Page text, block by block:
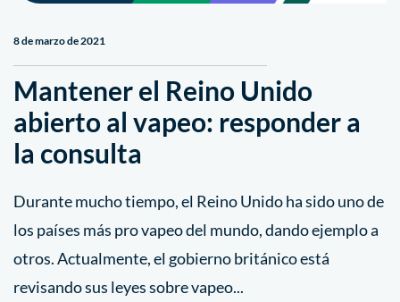
8 de marzo de 2021
Mantener el Reino Unido
abierto al vapeo: responder a
la consulta
Durante mucho tiempo, el Reino Unido ha sido uno de
los países más pro vapeo del mundo, dando ejemplo a
otros. Actualmente, el gobierno británico está
revisando sus leyes sobre vapeo...